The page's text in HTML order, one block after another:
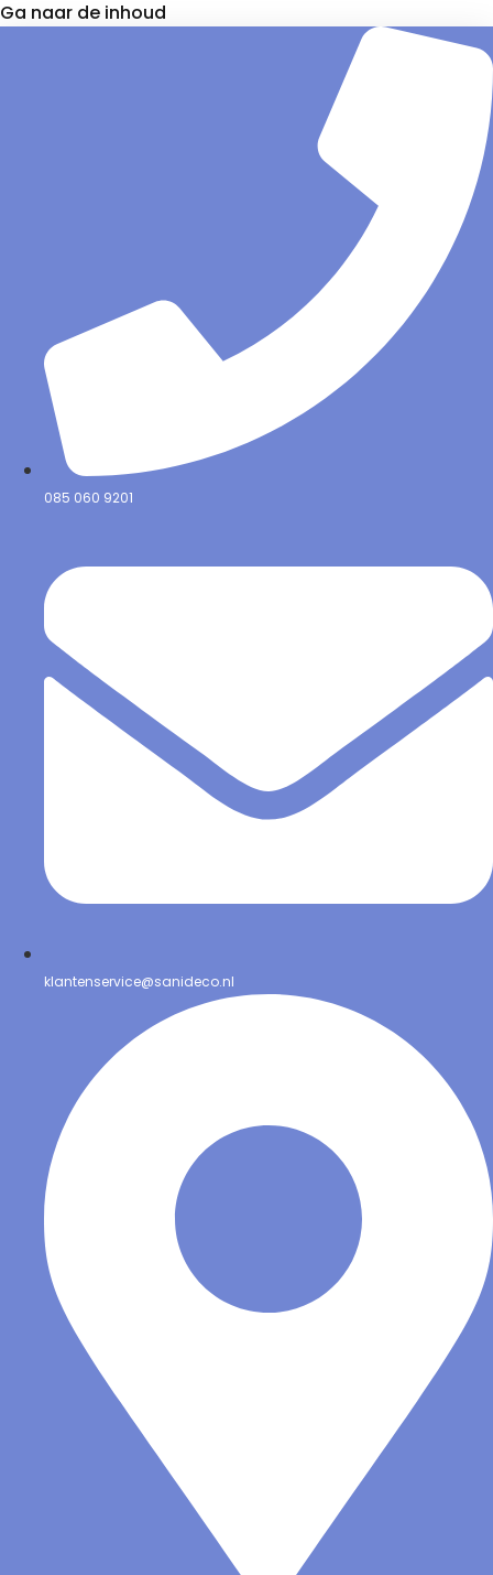
Ga naar de inhoud
085 060 9201
klantenservice@sanideco.nl